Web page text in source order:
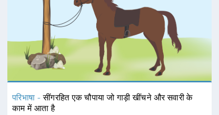
परिभाषा -सींगरहित एक चौपाया जो गाड़ी खींचने और सवारी के
काम में आता है